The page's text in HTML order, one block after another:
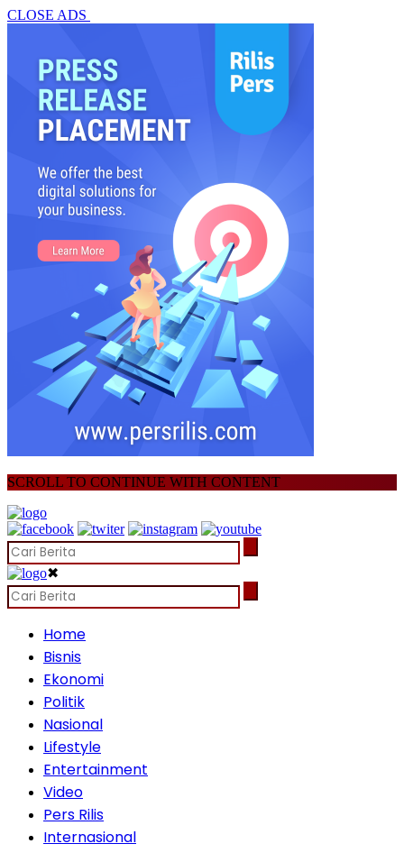
CLOSE ADS
SCROLL TO CONTINUE WITH CONTENT
✖
Home
Bisnis
Ekonomi
Politik
Nasional
Lifestyle
Entertainment
Video
Pers Rilis
Internasional